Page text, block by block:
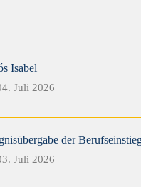
Isabel
Juli 2026
der
Juli 2026